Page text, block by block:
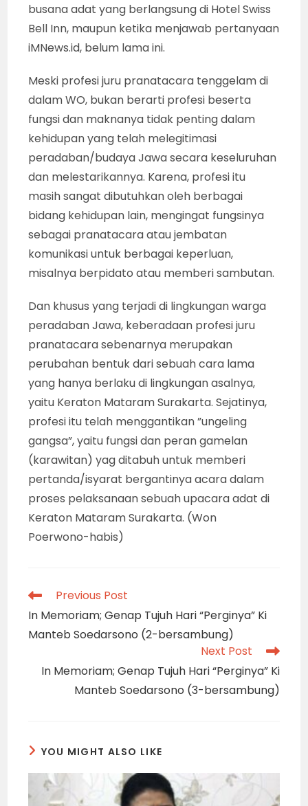
busana adat yang berlangsung di Hotel Swiss
Bell Inn, maupun ketika menjawab pertanyaan
iMNews.id, belum lama ini.
Meski profesi juru pranatacara tenggelam di
dalam WO, bukan berarti profesi beserta
fungsi dan maknanya tidak penting dalam
kehidupan yang telah melegitimasi
peradaban/budaya Jawa secara keseluruhan
dan melestarikannya. Karena, profesi itu
masih sangat dibutuhkan oleh berbagai
bidang kehidupan lain, mengingat fungsinya
sebagai pranatacara atau jembatan
komunikasi untuk berbagai keperluan,
misalnya berpidato atau memberi sambutan.
Dan khusus yang terjadi di lingkungan warga
peradaban Jawa, keberadaan profesi juru
pranatacara sebenarnya merupakan
perubahan bentuk dari sebuah cara lama
yang hanya berlaku di lingkungan asalnya,
yaitu Keraton Mataram Surakarta. Sejatinya,
profesi itu telah menggantikan ”ungeling
gangsa”, yaitu fungsi dan peran gamelan
(karawitan) yag ditabuh untuk memberi
pertanda/isyarat bergantinya acara dalam
proses pelaksanaan sebuah upacara adat di
Keraton Mataram Surakarta. (Won
Poerwono-habis)
Read
articles
Previous Post
In Memoriam; Genap Tujuh Hari “Perginya” Ki
Manteb Soedarsono (2-bersambung)
Next Post
In Memoriam; Genap Tujuh Hari “Perginya” Ki
Manteb Soedarsono (3-bersambung)
YOU MIGHT ALSO LIKE